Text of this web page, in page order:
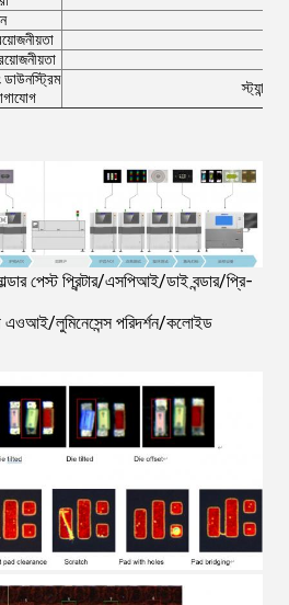
পেস্ট প্রিন্টার/এসপিআই/ডাই বন্ডার/প্রি-
এওআই/লুমিনেসেন্স পরিদর্শন/কলোইড